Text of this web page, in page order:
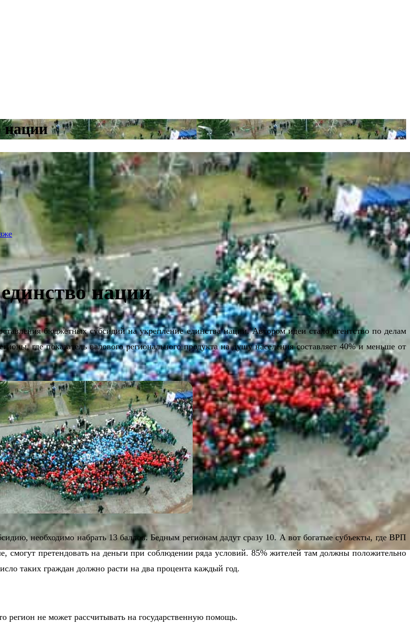
нации
нации
бюджетных субсидий на укрепление единства нации. Автором идеи стало агентство по делам
где показатель валового регионального продукта на душу населения составляет 40% и меньше от
необходимо набрать 13 баллов. Бедным регионам дадут сразу 10. А вот богатые субъекты, где ВРП
смогут претендовать на деньги при соблюдении ряда условий. 85% жителей там должны положительно
таких граждан должно расти на два процента каждый год.
регион не может рассчитывать на государственную помощь.